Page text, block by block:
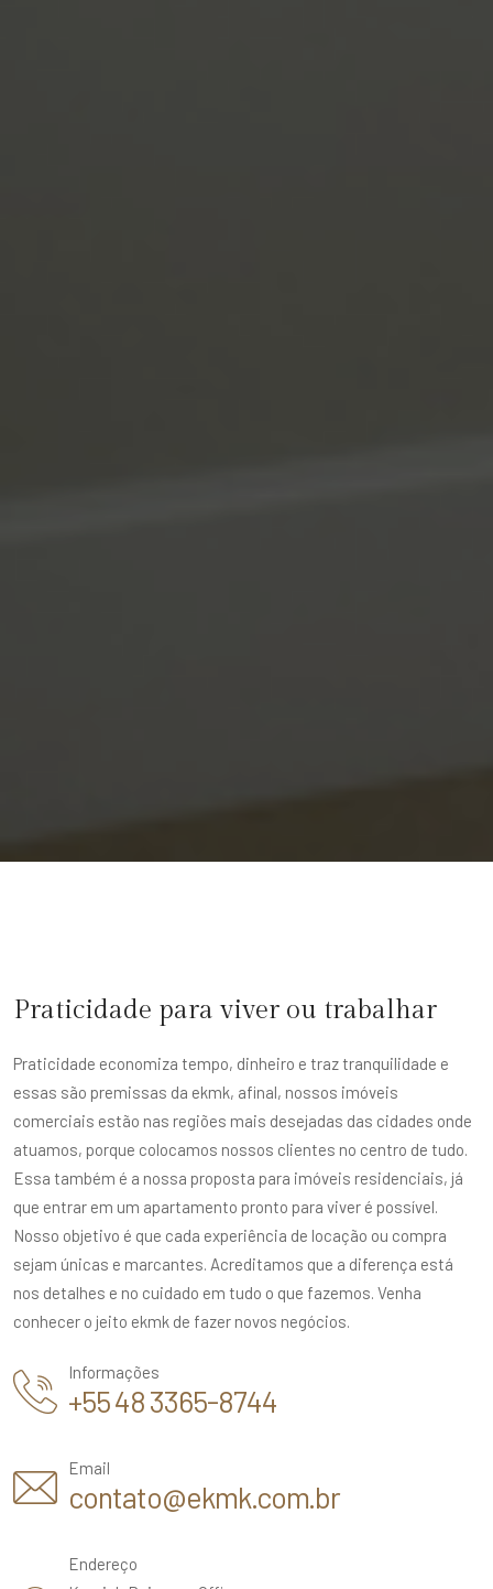
Praticidade para viver ou trabalhar
Praticidade economiza tempo, dinheiro e traz tranquilidade e
essas são premissas da ekmk, afinal, nossos imóveis
comerciais estão nas regiões mais desejadas das cidades onde
atuamos, porque colocamos nossos clientes no centro de tudo.
Essa também é a nossa proposta para imóveis residenciais, já
que entrar em um apartamento pronto para viver é possível.
Nosso objetivo é que cada experiência de locação ou compra
sejam únicas e marcantes. Acreditamos que a diferença está
nos detalhes e no cuidado em tudo o que fazemos. Venha
conhecer o jeito ekmk de fazer novos negócios.
Informações
+55 48 3365-8744
Email
contato@ekmk.com.br
Endereço